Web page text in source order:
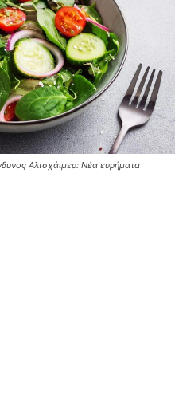
Αλτσχάιμερ: Νέα ευρήματα